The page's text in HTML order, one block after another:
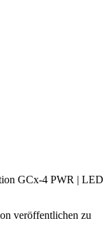
GCx-4 PWR | LED
veröffentlichen zu